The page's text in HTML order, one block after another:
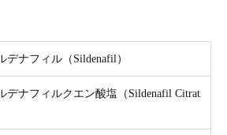
デナフィル（Sildenafil）
デナフィルクエン酸塩（Sildenafil Citrat